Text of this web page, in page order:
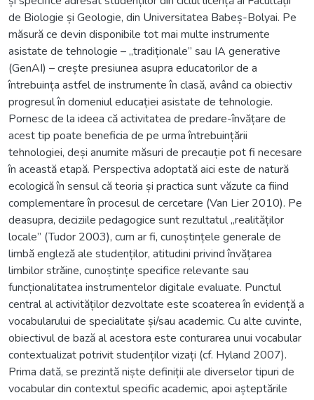
de Biologie și Geologie, din Universitatea Babeș-Bolyai. Pe
măsură ce devin disponibile tot mai multe instrumente
asistate de tehnologie – „tradiționale” sau IA generative
(GenAI) – crește presiunea asupra educatorilor de a
întrebuința astfel de instrumente în clasă, având ca obiectiv
progresul în domeniul educației asistate de tehnologie.
Pornesc de la ideea că activitatea de predare-învățare de
acest tip poate beneficia de pe urma întrebuințării
tehnologiei, deși anumite măsuri de precauție pot fi necesare
în această etapă. Perspectiva adoptată aici este de natură
ecologică în sensul că teoria și practica sunt văzute ca fiind
complementare în procesul de cercetare (Van Lier 2010). Pe
deasupra, deciziile pedagogice sunt rezultatul „realităților
locale” (Tudor 2003), cum ar fi, cunoștințele generale de
limbă engleză ale studenților, atitudini privind învățarea
limbilor străine, cunoștințe specifice relevante sau
funcționalitatea instrumentelor digitale evaluate. Punctul
central al activităților dezvoltate este scoaterea în evidență a
vocabularului de specialitate și/sau academic. Cu alte cuvinte,
obiectivul de bază al acestora este conturarea unui vocabular
contextualizat potrivit studenților vizați (cf. Hyland 2007).
Prima dată, se prezintă niște definiții ale diverselor tipuri de
vocabular din contextul specific academic, apoi așteptările